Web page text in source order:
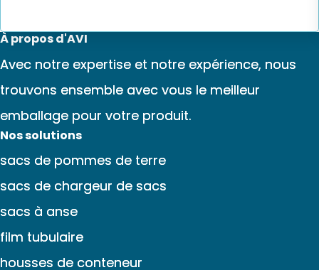
À propos d'AVI
Avec notre expertise et notre expérience, nous
trouvons ensemble avec vous le meilleur
emballage pour votre produit.
Nos solutions
sacs de pommes de terre
sacs de chargeur de sacs
sacs à anse
film tubulaire
housses de conteneur